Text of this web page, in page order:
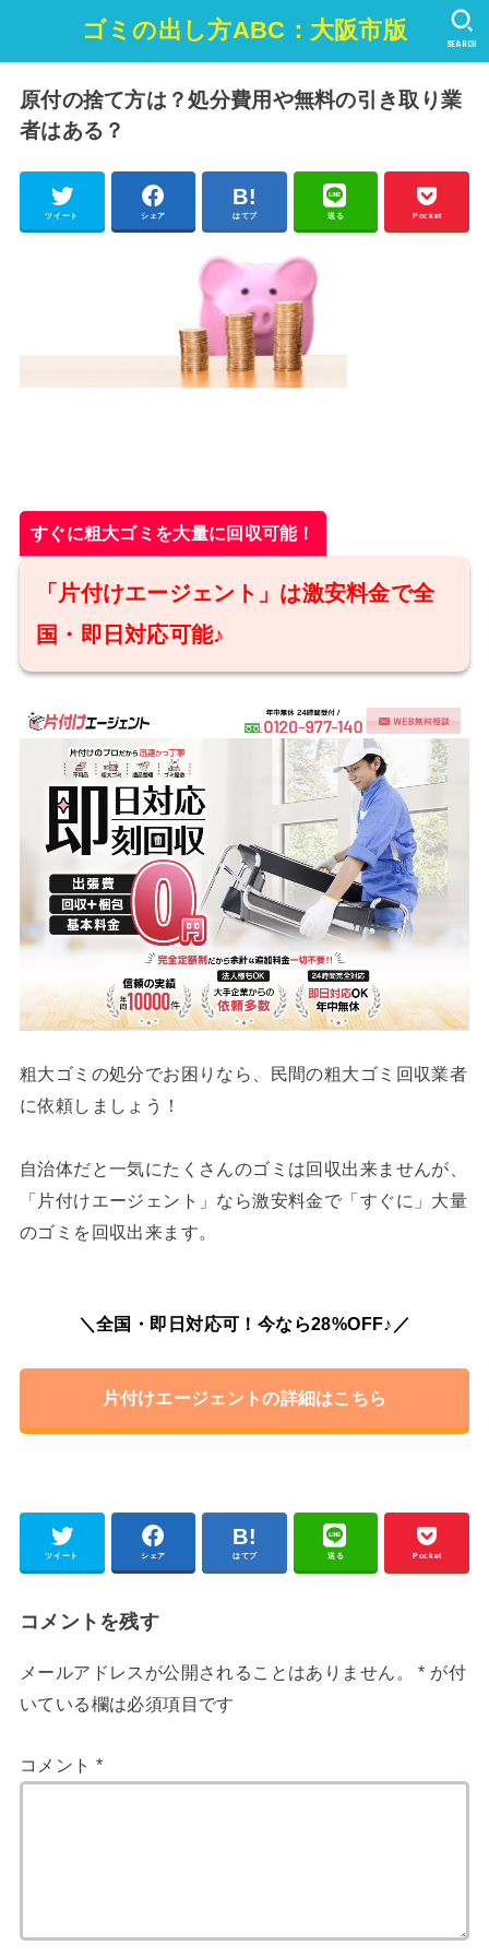
ゴミの出し方ABC：大阪市版 SEARCH
原付の捨て方は？処分費用や無料の引き取り業
者はある？
ツイート シェア はてブ 送る Pocket
すぐに粗大ゴミを大量に回収可能！
「片付けエージェント」は激安料金で全
国・即日対応可能♪
粗大ゴミの処分でお困りなら、民間の粗大ゴミ回収業者
に依頼しましょう！
自治体だと一気にたくさんのゴミは回収出来ませんが、
「片付けエージェント」なら激安料金で「すぐに」大量
のゴミを回収出来ます。
＼全国・即日対応可！今なら28%OFF♪／
片付けエージェントの詳細はこちら
ツイート シェア はてブ 送る Pocket
コメントを残す
メールアドレスが公開されることはありません。 * が付
いている欄は必須項目です
コメント *